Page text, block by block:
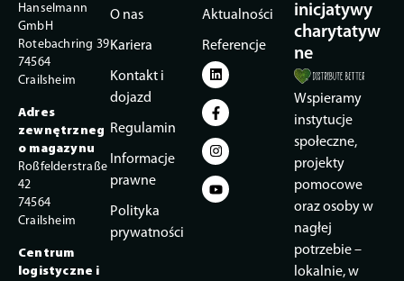
Hanselmann
GmbH
Rotebachring 39
74564
Crailsheim
Adres
zewnętrzneg
o magazynu
Roßfelderstraße
42
74564
Crailsheim
Centrum
logistyczne i
O nas
Kariera
Kontakt i
dojazd
Regulamin
Informacje
prawne
Polityka
prywatności
Aktualności
Referencje
inicjatywy
charytatyw
ne
Wspieramy
instytucje
społeczne,
projekty
pomocowe
oraz osoby w
nagłej
potrzebie –
lokalnie, w